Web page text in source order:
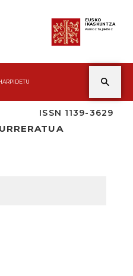
EUSKO
IKASKUNTZA
Asmoz ta jakitez
ISSN 1139-3629